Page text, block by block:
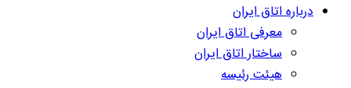
درباره اتاق ایران
معرفی اتاق ایران
ساختار اتاق ایران
هیئت رئیسه